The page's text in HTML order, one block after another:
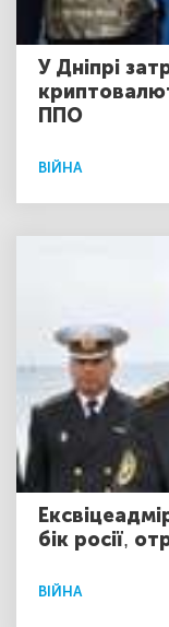
У Дніпрі
ППО
ВІЙНА
бік росії,
ВІЙНА